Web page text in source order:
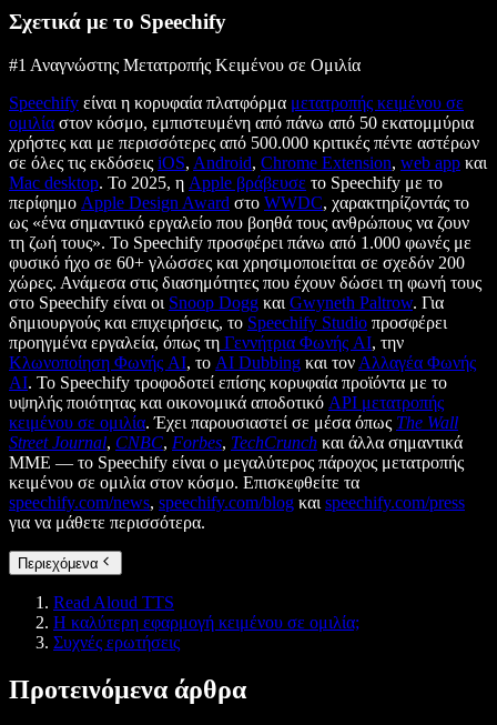
Σχετικά με το Speechify
#1 Αναγνώστης Μετατροπής Κειμένου σε Ομιλία
Speechify είναι η κορυφαία πλατφόρμα μετατροπής κειμένου σε
ομιλία στον κόσμο, εμπιστευμένη από πάνω από 50 εκατομμύρια
χρήστες και με περισσότερες από 500.000 κριτικές πέντε αστέρων
σε όλες τις εκδόσεις iOS, Android, Chrome Extension, web app και
Mac desktop. Το 2025, η Apple βράβευσε το Speechify με το
περίφημο Apple Design Award στο WWDC, χαρακτηρίζοντάς το
ως «ένα σημαντικό εργαλείο που βοηθά τους ανθρώπους να ζουν
τη ζωή τους». Το Speechify προσφέρει πάνω από 1.000 φωνές με
φυσικό ήχο σε 60+ γλώσσες και χρησιμοποιείται σε σχεδόν 200
χώρες. Ανάμεσα στις διασημότητες που έχουν δώσει τη φωνή τους
στο Speechify είναι οι Snoop Dogg και Gwyneth Paltrow. Για
δημιουργούς και επιχειρήσεις, το Speechify Studio προσφέρει
προηγμένα εργαλεία, όπως τη Γεννήτρια Φωνής AI, την
Κλωνοποίηση Φωνής AI, το AI Dubbing και τον Αλλαγέα Φωνής
AI. Το Speechify τροφοδοτεί επίσης κορυφαία προϊόντα με το
υψηλής ποιότητας και οικονομικά αποδοτικό API μετατροπής
κειμένου σε ομιλία. Έχει παρουσιαστεί σε μέσα όπως The Wall
Street Journal, CNBC, Forbes, TechCrunch και άλλα σημαντικά
ΜΜΕ — το Speechify είναι ο μεγαλύτερος πάροχος μετατροπής
κειμένου σε ομιλία στον κόσμο. Επισκεφθείτε τα
speechify.com/news, speechify.com/blog και speechify.com/press
για να μάθετε περισσότερα.
Περιεχόμενα
Read Aloud TTS
Η καλύτερη εφαρμογή κειμένου σε ομιλία;
Συχνές ερωτήσεις
Προτεινόμενα άρθρα